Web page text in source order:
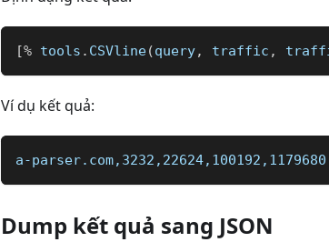
[% tools . CSVline(query, traffic ,
Ví dụ kết quả:
a-
Dump kết quả sang JSON